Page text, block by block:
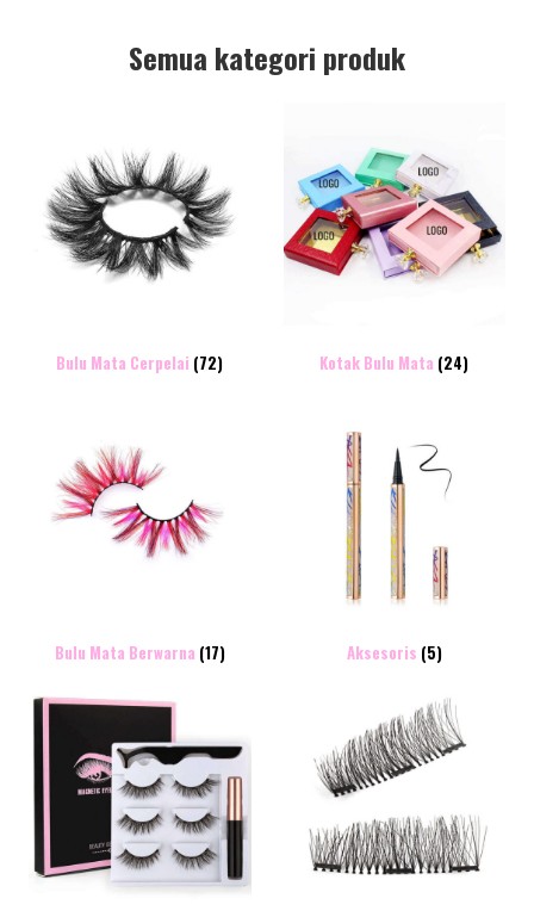
Semua kategori produk
Bulu Mata Cerpelai (72) Kotak Bulu Mata (24)
Bulu Mata Berwarna (17) Aksesoris (5)